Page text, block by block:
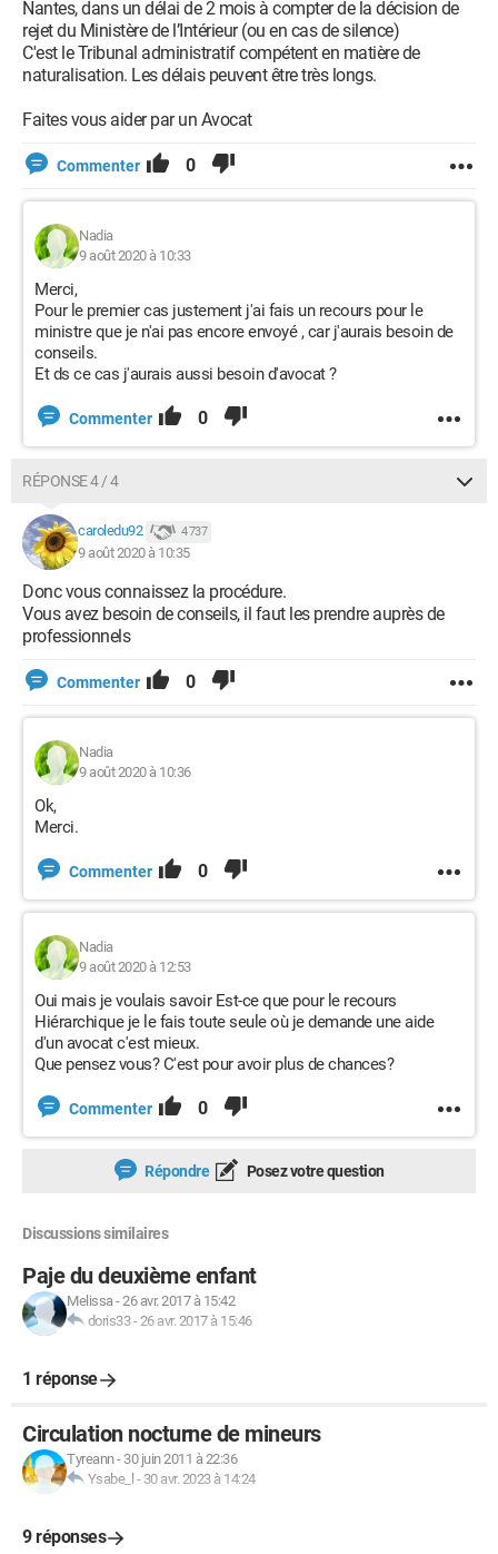
Nantes, dans un délai de 2 mois à compter de la décision de
rejet du Ministère de l’Intérieur (ou en cas de silence)
C'est le Tribunal administratif compétent en matière de
naturalisation. Les délais peuvent être très longs.
Faites vous aider par un Avocat
Commenter 0
Nadia
9 août 2020 à 10:33
Merci,
Pour le premier cas justement j'ai fais un recours pour le
ministre que je n'ai pas encore envoyé , car j'aurais besoin de
conseils.
Et ds ce cas j'aurais aussi besoin d'avocat ?
Commenter 0
RÉPONSE 4 / 4
caroledu92 4 737
9 août 2020 à 10:35
Donc vous connaissez la procédure.
Vous avez besoin de conseils, il faut les prendre auprès de
professionnels
Commenter 0
Nadia
9 août 2020 à 10:36
Ok,
Merci.
Commenter 0
Nadia
9 août 2020 à 12:53
Oui mais je voulais savoir Est-ce que pour le recours
Hiérarchique je le fais toute seule où je demande une aide
d'un avocat c'est mieux.
Que pensez vous? C'est pour avoir plus de chances?
Commenter 0
Répondre Posez votre question
Discussions similaires
Paje du deuxième enfant
Melissa-26 avr. 2017 à 15:42
doris33-26 avr. 2017 à 15:46
1 réponse
Circulation nocturne de mineurs
Tyreann- 30 juin 2011 à 22:36
Ysabe_l - 30 avr. 2023 à 14:24
9 réponses